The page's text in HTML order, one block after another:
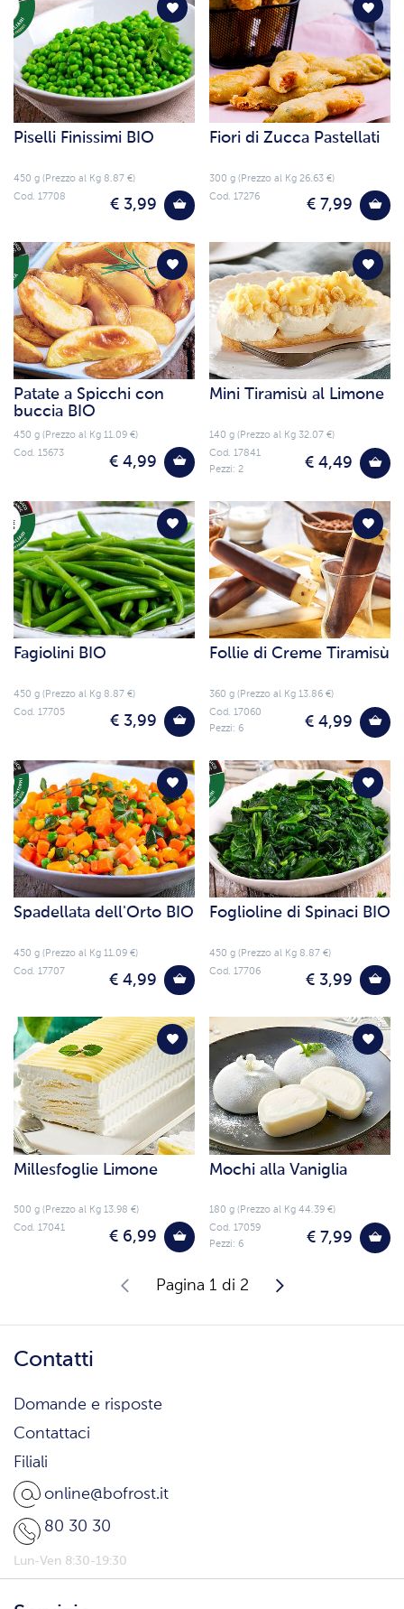
Piselli Finissimi BIO
450 g (Prezzo al Kg 8.87 €)
€ 3,99
Cod. 17708
Fiori di Zucca Pastellati
300 g (Prezzo al Kg 26.63 €)
€ 7,99
Cod. 17276
Patate a Spicchi con
buccia BIO
450 g (Prezzo al Kg 11.09 €)
€ 4,99
Cod. 15673
Mini Tiramisù al Limone
140 g (Prezzo al Kg 32.07 €)
€ 4,49
Cod. 17841
Pezzi: 2
Fagiolini BIO
450 g (Prezzo al Kg 8.87 €)
€ 3,99
Cod. 17705
Follie di Creme Tiramisù
360 g (Prezzo al Kg 13.86 €)
€ 4,99
Cod. 17060
Pezzi: 6
Spadellata dell'Orto BIO
450 g (Prezzo al Kg 11.09 €)
€ 4,99
Cod. 17707
Foglioline di Spinaci BIO
450 g (Prezzo al Kg 8.87 €)
€ 3,99
Cod. 17706
Millesfoglie Limone
500 g (Prezzo al Kg 13.98 €)
€ 6,99
Cod. 17041
Mochi alla Vaniglia
180 g (Prezzo al Kg 44.39 €)
€ 7,99
Cod. 17059
Pezzi: 6
Pagina 1 di 2
Contatti
Domande e risposte
Contattaci
Filiali
online@bofrost.it
80 30 30
Lun-Ven 8:30-19:30